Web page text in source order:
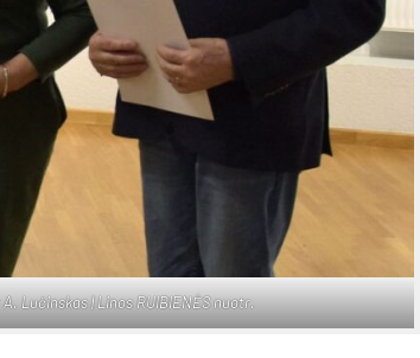
Lu­čins­kas | Li­nos RUI­BIE­NĖS nuo­tr.